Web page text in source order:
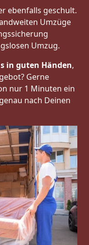
ebenfalls geschult.
Umzüge
Umzug.
in guten Händen,
Gerne
nur 1 Minuten ein
nach Deinen